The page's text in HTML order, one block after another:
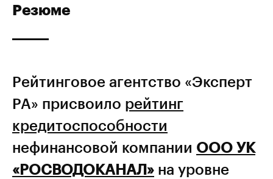
Резюме
Рейтинговое агентство «Эксперт
РА» присвоило рейтинг
кредитоспособности
нефинансовой компании ООО УК
«РОСВОДОКАНАЛ» на уровне